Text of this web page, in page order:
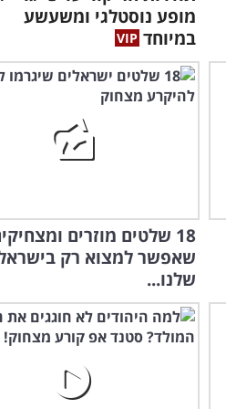
מופע נוסטלגי ומשעשע
במיוחד
18 שלטים מוזרים
שאפשר למצוא רק
שלנו...